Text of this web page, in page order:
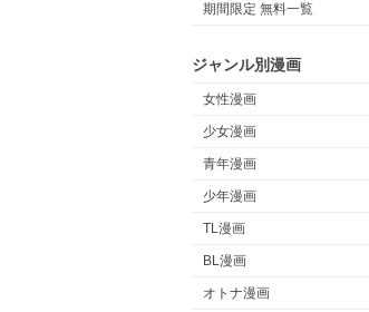
期間限定 無料一覧
ジャンル別漫画
女性漫画
少女漫画
青年漫画
少年漫画
TL漫画
BL漫画
オトナ漫画